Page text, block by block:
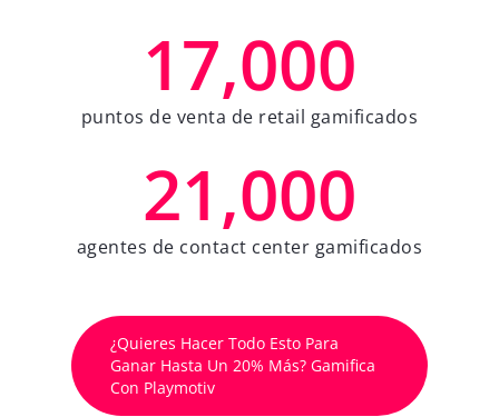
17,000
puntos de venta de retail gamificados
21,000
agentes de contact center gamificados
¿Quieres Hacer Todo Esto Para
Ganar Hasta Un 20% Más? Gamifica
Con Playmotiv